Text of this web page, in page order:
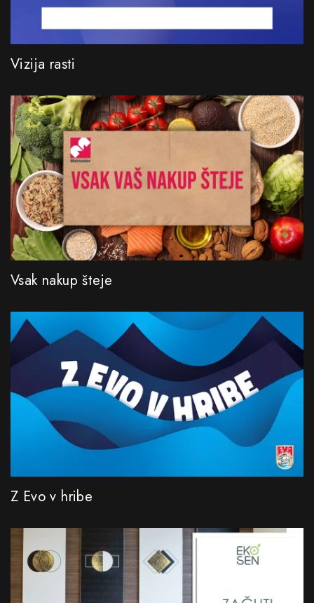
Vizija rasti
Vsak nakup šteje
Z Evo v hribe